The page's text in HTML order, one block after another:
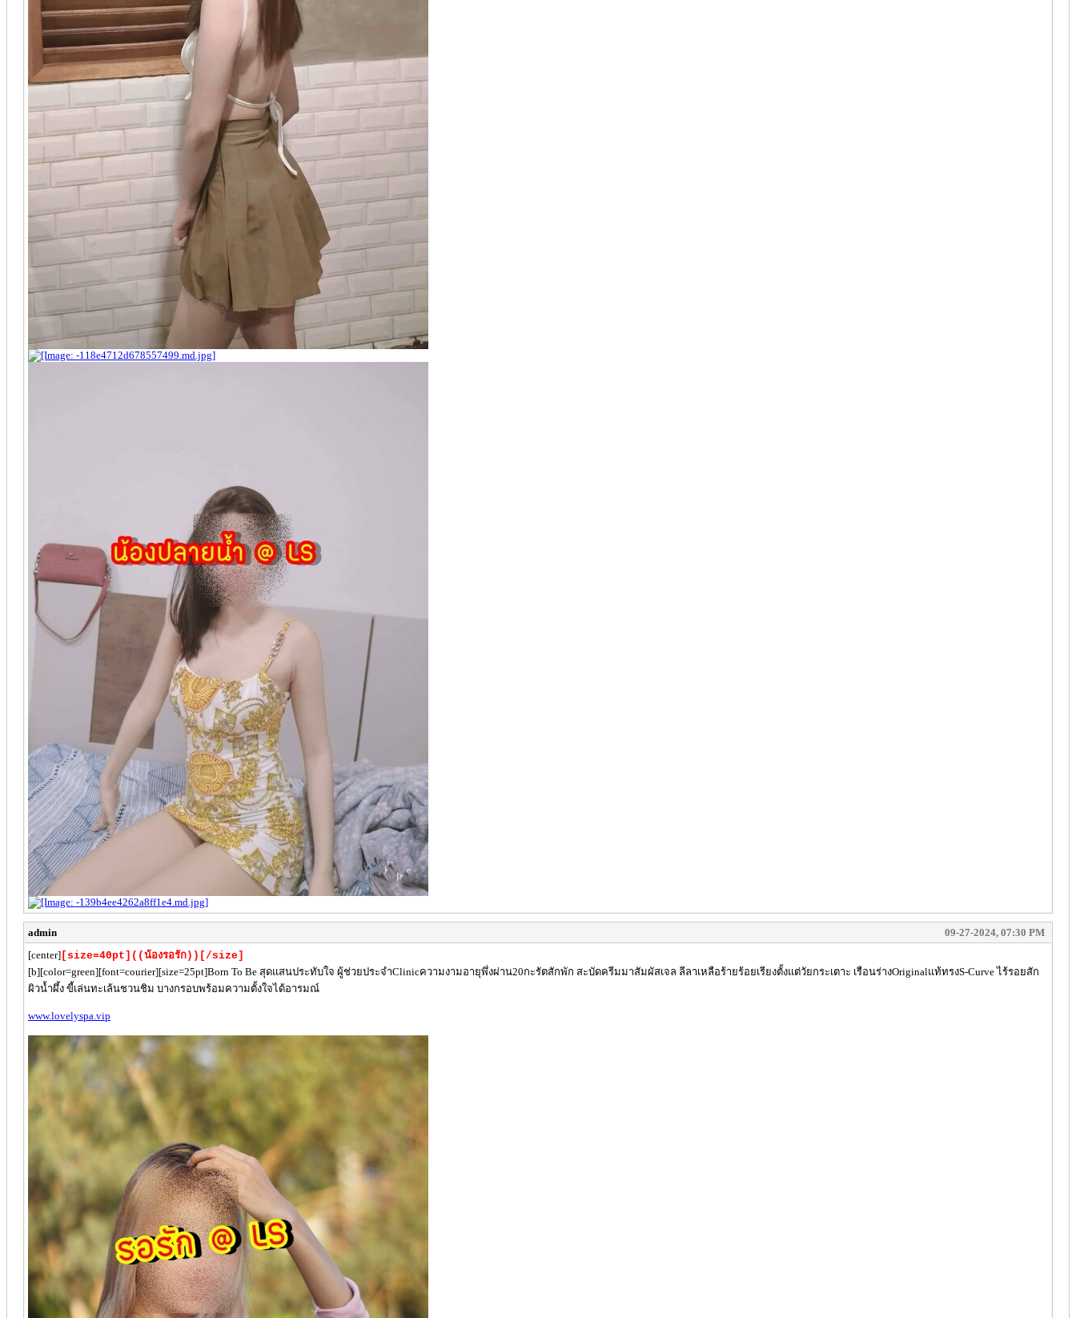
admin
09-27-2024, 07:30 PM
[center] [size=40pt]((น้องรอรัก))[/size]
[b][color=green][font=courier][size=25pt]Born To Be สุดแสนประทับใจ ผู้ช่วยประจำClinicความงามอายุพึ่งผ่าน20กะรัตสักพัก สะบัดครีมมาสัมผัสเจล ลีลาเหลือร้ายร้อยเรียงตั้งแต่วัยกระเตาะ เรือนร่างOriginalแท้ทรงS-Curve ไร้รอยสัก
ผิวน้ำผึ้ง ขี้เล่นทะเล้นชวนชิม บางกรอบพร้อมความตั้งใจได้อารมณ์
www.lovelyspa.vip